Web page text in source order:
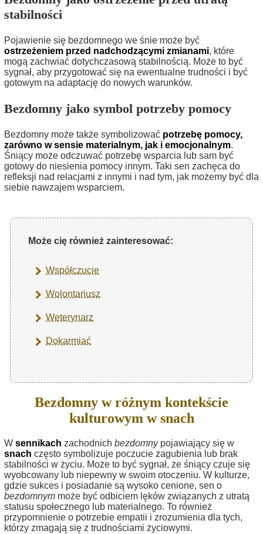
stabilności
Pojawienie się bezdomnego we śnie może być
ostrzeżeniem przed nadchodzącymi zmianami, które
mogą zachwiać dotychczasową stabilnością. Może to być
sygnał, aby przygotować się na ewentualne trudności i być
gotowym na adaptację do nowych warunków.
Bezdomny jako symbol potrzeby pomocy
Bezdomny może także symbolizować potrzebę pomocy,
zarówno w sensie materialnym, jak i emocjonalnym.
Śniący może odczuwać potrzebę wsparcia lub sam być
gotowy do niesienia pomocy innym. Taki sen zachęca do
refleksji nad relacjami z innymi i nad tym, jak możemy być dla
siebie nawzajem wsparciem.
Może cię również zainteresować:
Współczucie
Wolontariusz
Weterynarz
Dokarmiać
Bezdomny w różnym kontekście
kulturowym w snach
W sennikach zachodnich bezdomnypojawiający się w
snach często symbolizuje poczucie zagubienia lub brak
stabilności w życiu. Może to być sygnał, że śniący czuje się
wyobcowany lub niepewny w swoim otoczeniu. W kulturze,
gdzie sukces i posiadanie są wysoko cenione, sen o
bezdomnym może być odbiciem lęków związanych z utratą
statusu społecznego lub materialnego. To również
przypomnienie o potrzebie empatii i zrozumienia dla tych,
którzy zmagają się z trudnościami życiowymi.